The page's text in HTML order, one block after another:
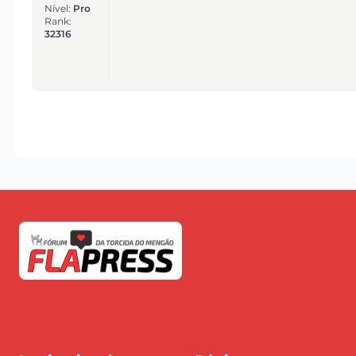
Nível: Pro
Rank:
32316